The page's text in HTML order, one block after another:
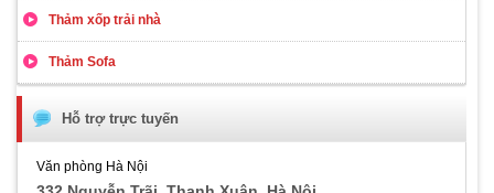
Thảm xốp trải nhà
Thảm Sofa
Hỗ trợ trực tuyến
Văn phòng Hà Nội